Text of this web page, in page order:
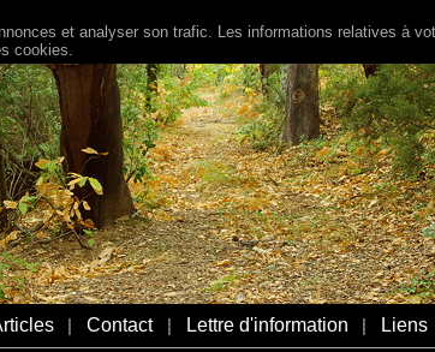
Contact Lettre d'information Liens
et analyser son trafic. Les informations relatives à
cookies.